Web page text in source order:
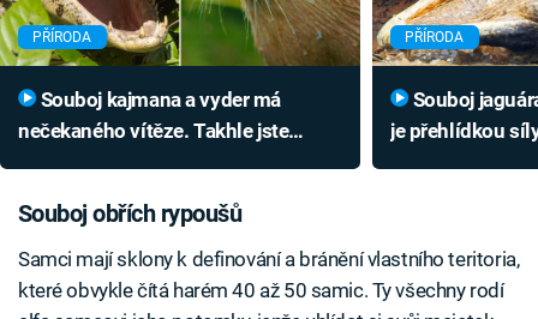
PŘÍRODA
nečekaného vítěze. Takhle jste
PŘÍRODA
je přehlídkou
Souboj obřích rypoušů
Samci mají sklony k definování a bránění vlastního teritoria,
které obvykle čítá harém 40 až 50 samic. Ty všechny rodí